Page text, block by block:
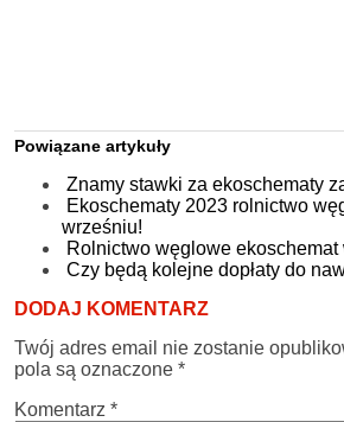
Powiązane artykuły
Znamy stawki za ekoschematy
Ekoschematy 2023 rolnictwo
wrześniu!
Rolnictwo węglowe
Czy będą kolejne dopłaty do
DODAJ KOMENTARZ
Twój adres email nie zostanie
pola są oznaczone *
Komentarz *